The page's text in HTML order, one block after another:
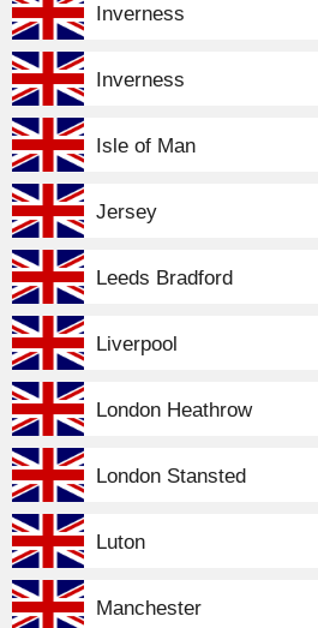
Inverness
Inverness
Isle of Man
Jersey
Leeds Bradford
Liverpool
London Heathrow
London Stansted
Luton
Manchester